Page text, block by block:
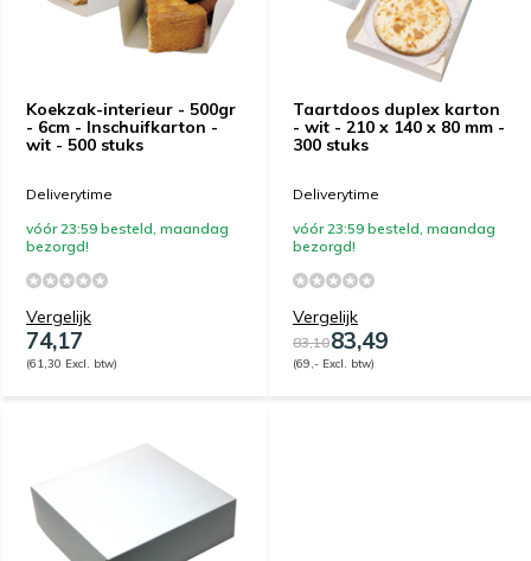
Koekzak-interieur - 500gr
- 6cm - Inschuifkarton -
wit - 500 stuks
Deliverytime
vóór 23:59 besteld, maandag
bezorgd!
Vergelijk
74,17
(61,30 Excl. btw)
Taartdoos duplex karton
- wit - 210 x 140 x 80 mm -
300 stuks
Deliverytime
vóór 23:59 besteld, maandag
bezorgd!
Vergelijk
83,1083,49
(69,- Excl. btw)